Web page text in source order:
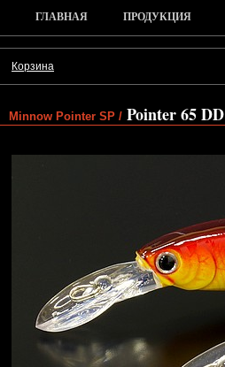
ГЛАВНАЯ ПРОДУКЦИЯ
Корзина
Minnow Pointer SP / Pointer 65 DD